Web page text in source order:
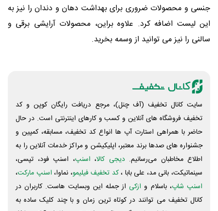
جنسی و محصولات ضروری برای بهداشت دهان و دندان را نیز به
این لیست اضافه کرد. علاوه براین، محصولات آرایشی برقی و
سالنی را نیز می توانید از وسمه بخرید.
سایت کانال تخفیف (آف چنل)، مرجع دریافت رایگان کوپن و کد
تخفیف فروشگاه های آنلاین و کسب و‌ کارهای اینترنتی است. در حال
حاضر با همراهی استارت آپ ها انواع کد تخفیف، مسابقه، کمپین و
جشنواره های صدها برند معتبر، اپلیکیشن و مراکز خدمات آنلاین را به
اطلاع مخاطبان می‌رسانیم. دیجی کالا، اسنپ، اسنپ فود، تپسی،
سینماتیکت، بانی مد، علی‌ بابا ،کد تخفیف فیلیمو، نماوا، اسنپ مارکت،
اسنپ شاپ، باسلام و ازکی از جمله این وبسایت ‌هاست. کاربران در
کانال تخفیف می توانند در کوتاه ترین زمان و با چند کلیک ساده به